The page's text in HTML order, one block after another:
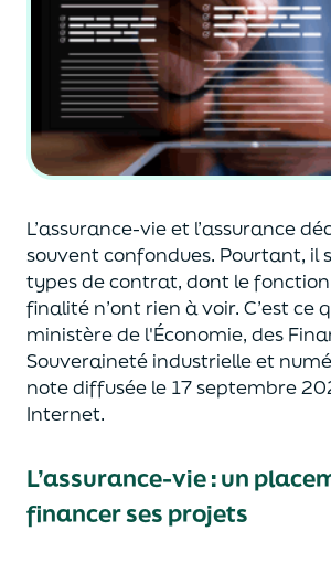
L’assurance-vie et l’assurance
souventconfondues. Pourtant, il
types de contrat, dont le
finalité n’ont rien à voir. C’est ce
ministère de l'Économie, des
Souveraineté industrielle et
note diffusée le 17 septembre
Internet.
L’assurance-vie : un
financer ses projets